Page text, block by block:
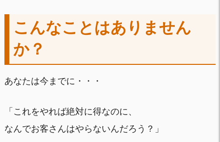
こんなことはありません
か？
あなたは今までに・・・
「これをやれば絶対に得なのに、
なんでお客さんはやらないんだろう？」